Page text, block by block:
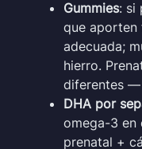
Gummies: si
que aporten
adecuada;
hierro.
diferentes —
DHA por
omega-3 en
prenatal +